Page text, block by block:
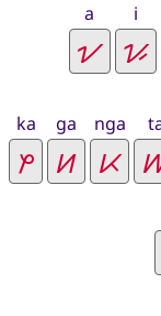
a
i
ka ga nga